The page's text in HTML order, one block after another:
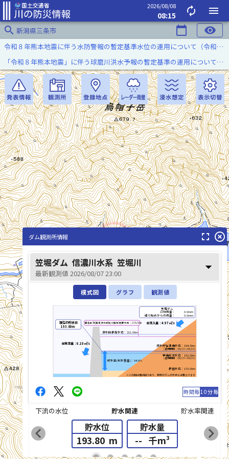
2026/08/08
08:15 autorenew
menu
search 新潟県三条市 calendar_today visibility
笠堀川(かさぼりがわ)
令和８年熊本地震に伴う水防警報の暫定基準水位の運用について（令和８年８月７日）
「令和８年熊本地震」に伴う球磨川洪水予報の暫定基準の運用について（令和８年８月５日）
list_alt
ダム観測所情報 fullscreen highlight_off
笠堀ダム 信濃川水系 笠堀川
最新観測値 2026/08/07 23:00 arrow_drop_down
模式図 グラフ 観測値
※この図は模式図であり、実際のダムの形状とは異なります
洪水時最高水位：211.00m
緊急放流(異常洪水時防災操作)判断水位：208.50m
洪水貯留準備水位：194.50m
(適用期間：06/15～09/30)
予備放流水位：192.00m
(適用期間：06/15～09/30)
最低水位：175.00m
貯水率(利水容量)：94.6%
現在の貯水位
193.80m
全流入量：4.97㎥/s
全放流量：6.10㎥/s
笠堀ダム
10分雨量： 0.0mm
降り始めからの雨量： 0.0mm
時間毎10分毎
下流の水位 貯水関連 貯水率関連
貯水位
193.80 m
貯水量
-- 千m³
chevron_left chevron_right